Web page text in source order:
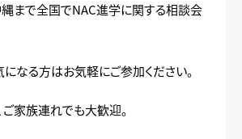
縄まで全国でNAC進学に関する相談会
なる方はお気軽にご参加ください。
ご家族連れでも大歓迎。